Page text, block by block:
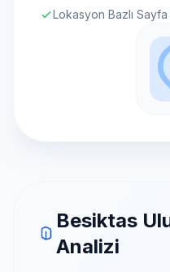
Lokasyon Bazlı Sayfa
Besiktas
Analizi